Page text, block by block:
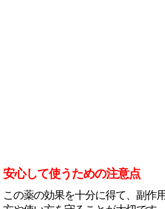
安心して使うための注意点
この薬の効果を十分に得て、副作